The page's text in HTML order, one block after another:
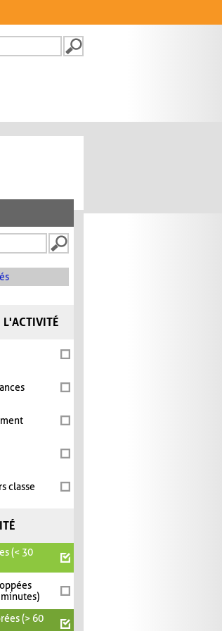
L'ACTIVITÉ
classe
(< 30
(> 60